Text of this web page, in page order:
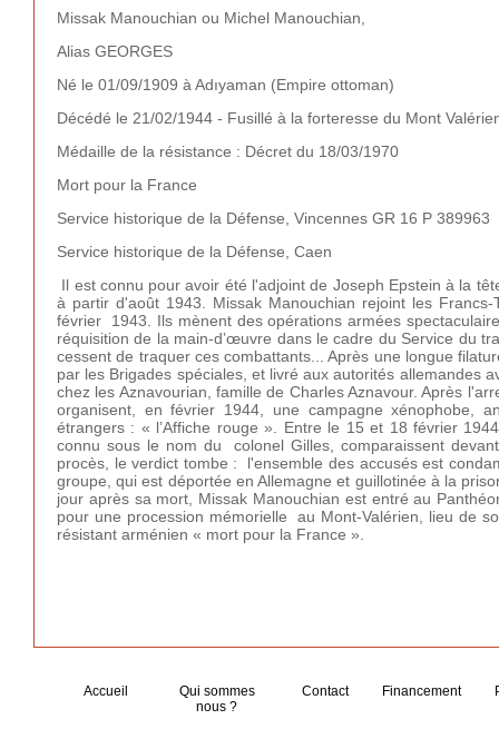
Missak Manouchian ou Michel Manouchian,
Alias GEORGES
Né le 01/09/1909 à Adıyaman (Empire ottoman)
Décédé le 21/02/1944 - Fusillé à la forteresse du Mont
Médaille de la résistance : Décret du 18/03/1970
Mort pour la France
Service historique de la Défense, Vincennes GR 16 P 389963
Service historique de la Défense, Caen
Il est connu pour avoir été l'adjoint de Joseph Epstein à la
à partir d'août 1943. Missak Manouchian rejoint les
février 1943. Ils mènent des opérations armées
réquisition de la main-d’œuvre dans le cadre du Service du
cessent de traquer ces combattants... Après une longue
par les Brigades spéciales, et livré aux autorités allemandes
chez les Aznavourian, famille de Charles Aznavour. Après
organisent, en février 1944, une campagne xénophobe,
étrangers : « l’Affiche rouge ». Entre le 15 et 18 février
connu sous le nom du colonel Gilles, comparaissent
procès, le verdict tombe : l'ensemble des accusés est
groupe, qui est déportée en Allemagne et guillotinée à la
jour après sa mort, Missak Manouchian est entré au
pour une procession mémorielle au Mont-Valérien, lieu de
résistant arménien « mort pour la France ».
Accueil
Qui sommes
nous ?
Contact Financement